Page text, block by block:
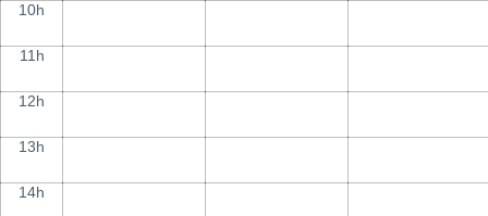
10h
11h
12h
13h
14h